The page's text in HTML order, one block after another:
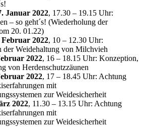
Januar 2022, 17.30 – 19.15 Uhr:
– so geht´s! (Wiederholung der
20. 01.22)
2022, 10 – 12.30 Uhr:
der Weidehaltung von Milchvieh
2022, 16 – 18.15 Uhr: Konzeption,
von Herdenschutzzäunen
2022, 17 – 18.45 Uhr: Achtung
mit
zur Weidesicherheit
2022, 11.30 – 13.15 Uhr: Achtung
mit
zur Weidesicherheit